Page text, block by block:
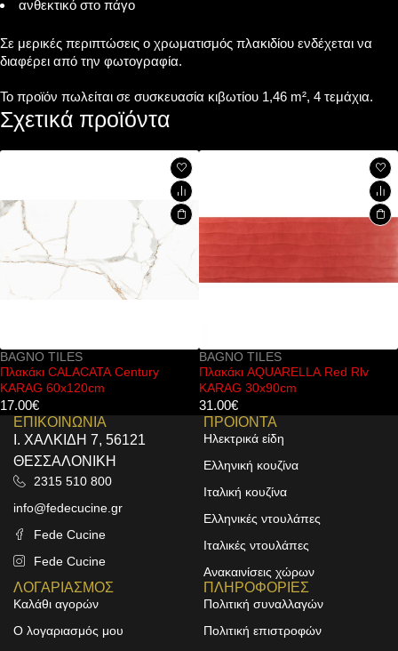
ανθεκτικό στο πάγο
Σε μερικές περιπτώσεις ο χρωματισμός πλακιδίου ενδέχεται να
διαφέρει από την φωτογραφία.
Το προϊόν πωλείται σε συσκευασία κιβωτίου 1,46 m², 4 τεμάχια.
Σχετικά προϊόντα
BAGNO TILES
Πλακάκι AQUARELLA Red Rlv
KARAG 30x90cm
31.00
BAGNO TILES
Πλακάκι ARIANA Graphite Rlv
KARAG 25x70cm
23.00
ΕΠΙΚΟΙΝΩΝΙΑ
Ι. ΧΑΛΚΙΔΗ 7, 56121
ΘΕΣΣΑΛΟΝΙΚΗ
2315 510 800
info@fedecucine.gr
Fede Cucine
Fede Cucine
ΠΡΟΙΟΝΤΑ
Ηλεκτρικά είδη
Ελληνική κουζίνα
Ιταλική κουζίνα
Ελληνικές ντουλάπες
Ιταλικές ντουλάπες
Ανακαινίσεις χώρων
ΛΟΓΑΡΙΑΣΜΟΣ
Καλάθι αγορών
Ο λογαριασμός μου
ΠΛΗΡΟΦΟΡΙΕΣ
Πολιτική συναλλαγών
Πολιτική επιστροφών